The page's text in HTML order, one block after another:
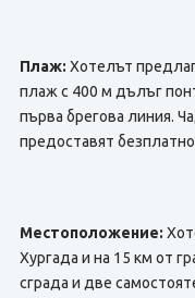
Плаж: Хотелът
плаж с 400 м дълъг
първа брегова линия.
предоставят
Местоположение:
Хургада и на 15 км от
сграда и две